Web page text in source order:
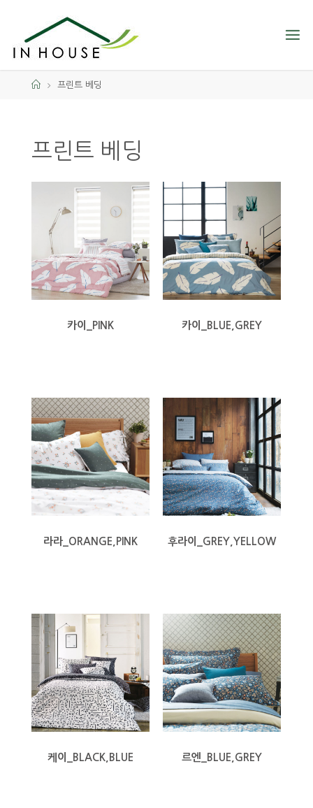
프린트 베딩
프린트 베딩
카이_PINK 카이_BLUE,GREY
라라_ORANGE,PINK 후라이_GREY,YELLOW
케이_BLACK,BLUE 르엔_BLUE,GREY